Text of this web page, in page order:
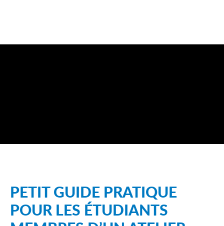
PETIT GUIDE PRATIQUE
POUR LES ÉTUDIANTS